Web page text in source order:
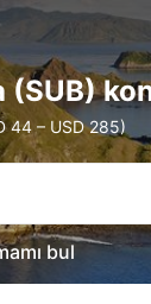
(SUB)
44 – USD 285)
bul